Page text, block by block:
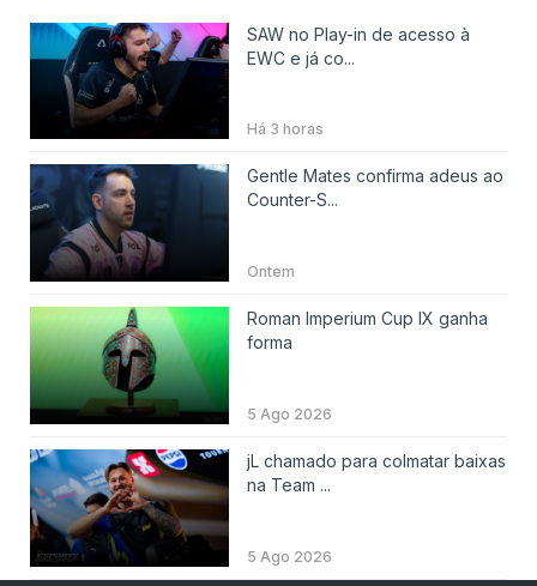
SAW no Play-in de acesso à
EWC e já co...
Há 3 horas
Gentle Mates confirma adeus ao
Counter-S...
Ontem
Roman Imperium Cup IX ganha
forma
5 Ago 2026
jL chamado para colmatar baixas
na Team ...
5 Ago 2026